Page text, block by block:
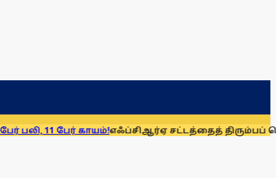
பேர் காயம்!எஃப்சிஆர்ஏ சட்டத்தைத் திரும்பப் பெறுக: